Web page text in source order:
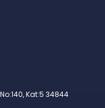
Kat:5 34844